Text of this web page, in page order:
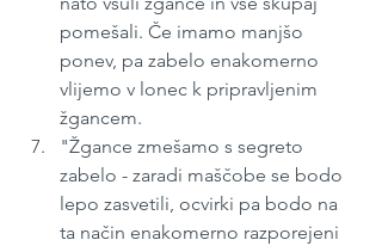
pomešali. Če imamo manjšo
ponev, pa zabelo enakomerno
vlijemo v lonec k pripravljenim
žgancem.
"Žgance zmešamo s segreto
zabelo - zaradi maščobe se bodo
lepo zasvetili, ocvirki pa bodo na
ta način enakomerno razporejeni